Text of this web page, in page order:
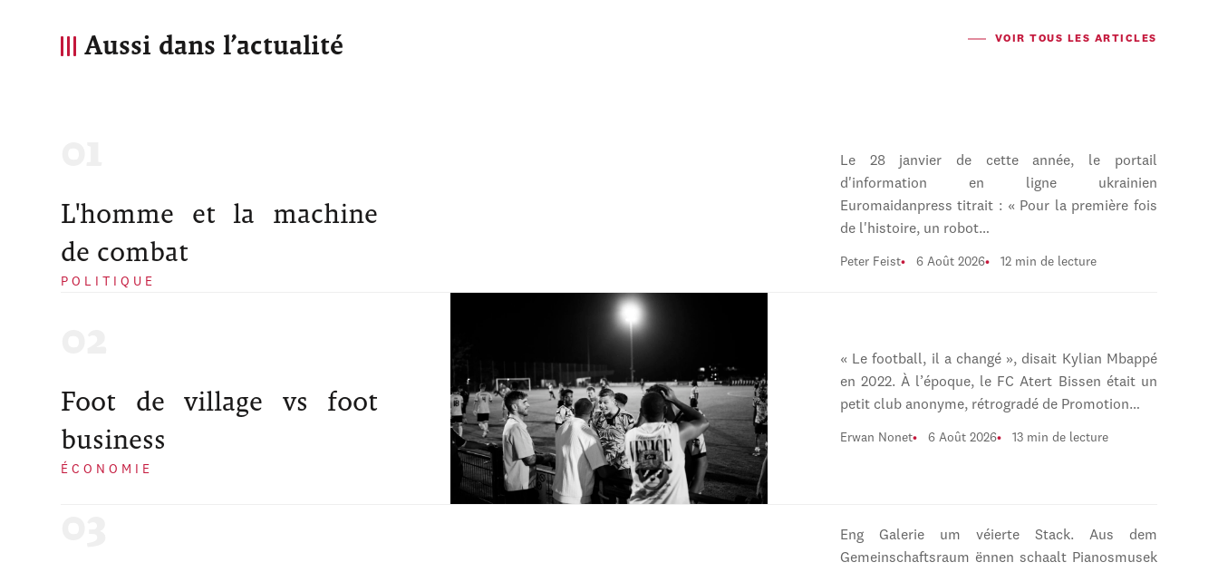
Aussi dans l’actualité VOIR TOUS LES ARTICLES
L'homme et la machine
de combat
POLITIQUE
Le 28 janvier de cette année, le portail
d'information en ligne ukrainien
Euromaidanpress titrait : « Pour la première fois
de l'histoire, un robot…
Peter Feist 6 Août 2026 12 min de lecture
Foot de village vs foot
business
ÉCONOMIE
« Le football, il a changé », disait Kylian Mbappé
en 2022. À l’époque, le FC Atert Bissen était un
petit club anonyme, rétrogradé de Promotion…
Erwan Nonet 6 Août 2026 13 min de lecture
Eng Galerie um véierte Stack. Aus dem
Gemeinschaftsraum ënnen schaalt Pianosmusek